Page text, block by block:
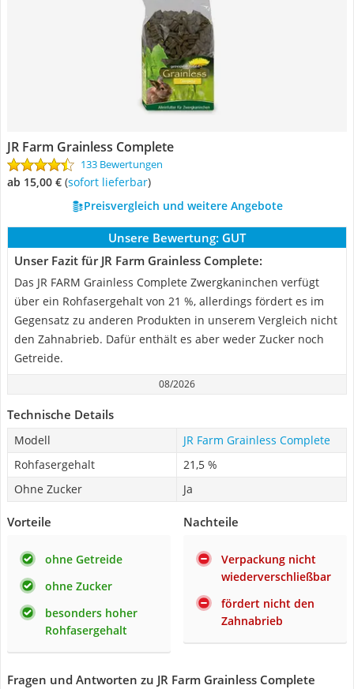
JR Farm Grainless Complete
133 Bewertungen
ab 15,00 € ( Sofort lieferbar)
Preisvergleich und weitere Angebote
Unsere Bewertung: GUT
Unser Fazit für JR Farm Grainless Complete:
Das JR FARM Grainless Complete Zwergkaninchen verfügt
über ein Rohfasergehalt von 21 %, allerdings fördert es im
Gegensatz zu anderen Produkten in unserem Vergleich nicht
den Zahnabrieb. Dafür enthält es aber weder Zucker noch
Getreide.
08/2026
Technische Details
Modell
JR Farm Grainless Complete
Rohfasergehalt
21,5 %
Ohne Zucker
Ja
Vorteile
ohne Getreide
ohne Zucker
besonders hoher
Rohfasergehalt
Nachteile
Verpackung nicht
wiederverschließbar
fördert nicht den
Zahnabrieb
Fragen und Antworten zu JR Farm Grainless Complete